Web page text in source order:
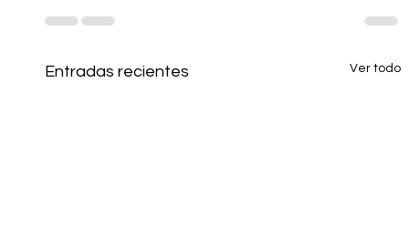
Entradas recientes Ver todo